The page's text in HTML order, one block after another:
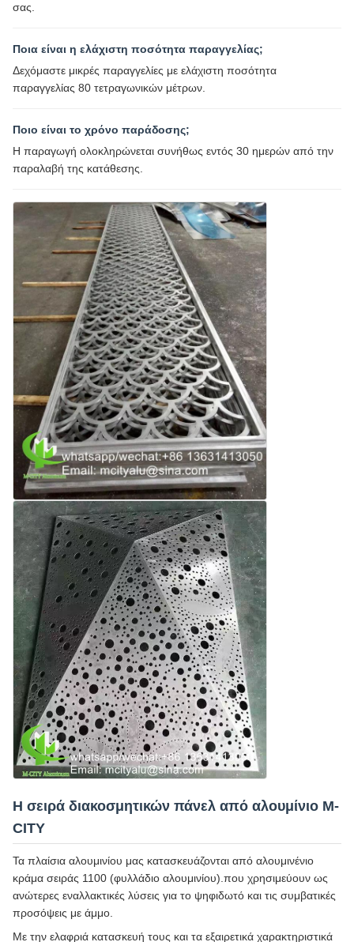
σας.
Ποια είναι η ελάχιστη ποσότητα παραγγελίας;
Δεχόμαστε μικρές παραγγελίες με ελάχιστη ποσότητα
παραγγελίας 80 τετραγωνικών μέτρων.
Ποιο είναι το χρόνο παράδοσης;
Η παραγωγή ολοκληρώνεται συνήθως εντός 30 ημερών από την
παραλαβή της κατάθεσης.
Η σειρά διακοσμητικών πάνελ από αλουμίνιο M-
CITY
Τα πλαίσια αλουμινίου μας κατασκευάζονται από αλουμινένιο
κράμα σειράς 1100 (φυλλάδιο αλουμινίου).που χρησιμεύουν ως
ανώτερες εναλλακτικές λύσεις για το ψηφιδωτό και τις συμβατικές
προσόψεις με άμμο.
Με την ελαφριά κατασκευή τους και τα εξαιρετικά χαρακτηριστικά